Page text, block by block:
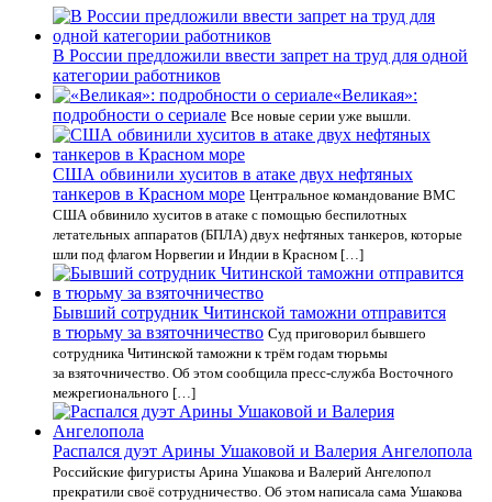
В России предложили ввести запрет на труд для одной
категории работников
«Великая»:
подробности о сериале Все новые серии уже вышли.
США обвинили хуситов в атаке двух нефтяных
танкеров в Красном море Центральное командование ВМС
США обвинило хуситов в атаке с помощью беспилотных
летательных аппаратов (БПЛА) двух нефтяных танкеров, которые
шли под флагом Норвегии и Индии в Красном […]
Бывший сотрудник Читинской таможни отправится
в тюрьму за взяточничество Суд приговорил бывшего
сотрудника Читинской таможни к трём годам тюрьмы
за взяточничество. Об этом сообщила пресс-служба Восточного
межрегионального […]
Распался дуэт Арины Ушаковой и Валерия Ангелопола
Российские фигуристы Арина Ушакова и Валерий Ангелопол
прекратили своё сотрудничество. Об этом написала сама Ушакова